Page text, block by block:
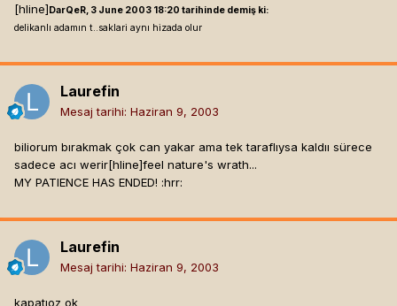
[hline]DarQeR, 3 June 2003 18:20 tarihinde demiş ki:
delikanlı adamın t..saklari aynı hizada olur
Laurefin
Mesaj tarihi: Haziran 9, 2003
biliorum bırakmak çok can yakar ama tek taraflıysa kaldıı sürece
sadece acı werir[hline]feel nature's wrath...
MY PATIENCE HAS ENDED! :hrr:
Laurefin
Mesaj tarihi: Haziran 9, 2003
kapatıoz ok